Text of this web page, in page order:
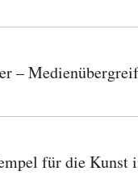
–
für die Kunst